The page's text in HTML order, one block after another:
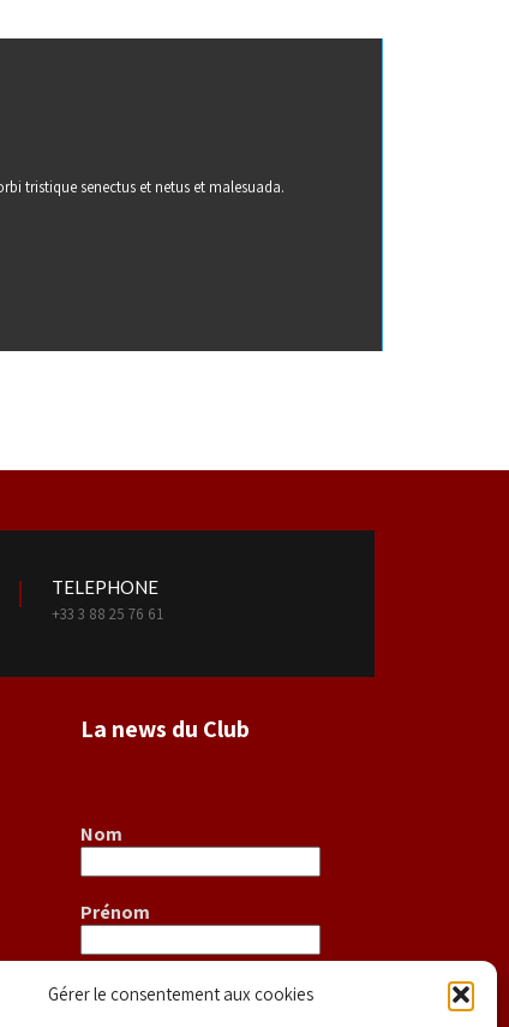
Gérer le consentement aux cookies
tristique senectus et netus et malesuada.
TELEPHONE
+33 3 88 25 76 61
La news du Club
Nom
Prénom
E-mail*